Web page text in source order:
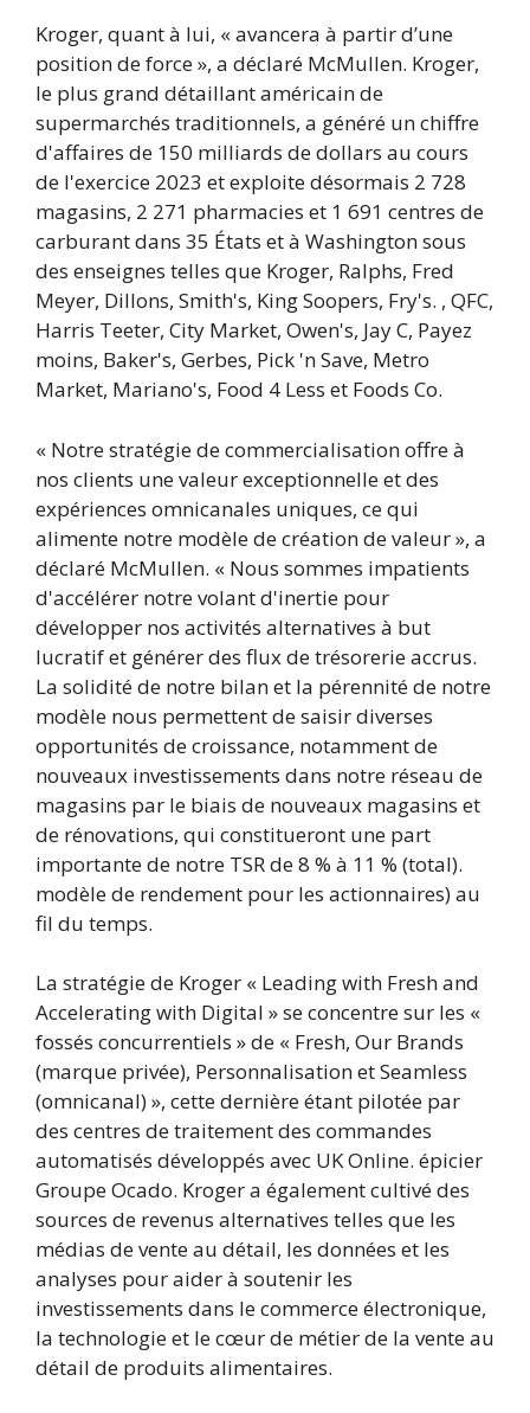
Kroger, quant à lui, « avancera à partir d’une
position de force », a déclaré McMullen. Kroger,
le plus grand détaillant américain de
supermarchés traditionnels, a généré un chiffre
d'affaires de 150 milliards de dollars au cours
de l'exercice 2023 et exploite désormais 2 728
magasins, 2 271 pharmacies et 1 691 centres de
carburant dans 35 États et à Washington sous
des enseignes telles que Kroger, Ralphs, Fred
Meyer, Dillons, Smith's, King Soopers, Fry's. , QFC,
Harris Teeter, City Market, Owen's, Jay C, Payez
moins, Baker's, Gerbes, Pick 'n Save, Metro
Market, Mariano's, Food 4 Less et Foods Co.
« Notre stratégie de commercialisation offre à
nos clients une valeur exceptionnelle et des
expériences omnicanales uniques, ce qui
alimente notre modèle de création de valeur », a
déclaré McMullen. « Nous sommes impatients
d'accélérer notre volant d'inertie pour
développer nos activités alternatives à but
lucratif et générer des flux de trésorerie accrus.
La solidité de notre bilan et la pérennité de notre
modèle nous permettent de saisir diverses
opportunités de croissance, notamment de
nouveaux investissements dans notre réseau de
magasins par le biais de nouveaux magasins et
de rénovations, qui constitueront une part
importante de notre TSR de 8 % à 11 % (total).
modèle de rendement pour les actionnaires) au
fil du temps.
La stratégie de Kroger « Leading with Fresh and
Accelerating with Digital » se concentre sur les «
fossés concurrentiels » de « Fresh, Our Brands
(marque privée), Personnalisation et Seamless
(omnicanal) », cette dernière étant pilotée par
des centres de traitement des commandes
automatisés développés avec UK Online. épicier
Groupe Ocado. Kroger a également cultivé des
sources de revenus alternatives telles que les
médias de vente au détail, les données et les
analyses pour aider à soutenir les
investissements dans le commerce électronique,
la technologie et le cœur de métier de la vente au
détail de produits alimentaires.